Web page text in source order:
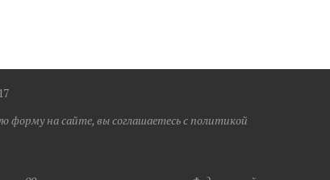
форму на сайте, вы соглашаетесь с политикой